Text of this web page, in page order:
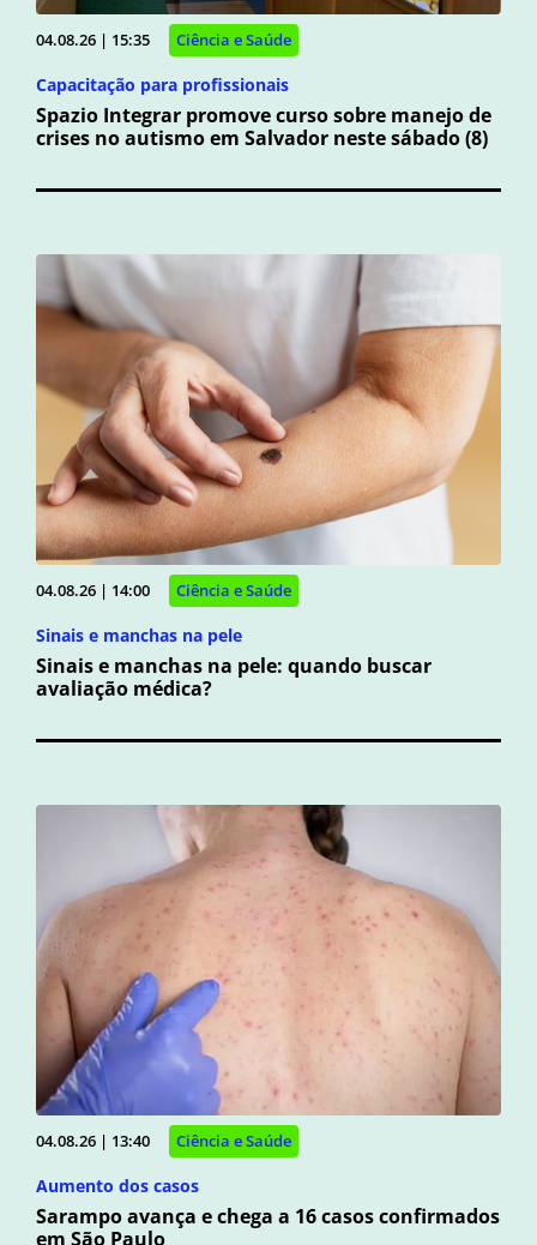
04.08.26 | 15:35 Ciência e Saúde
Capacitação para profissionais
Spazio Integrar promove curso sobre manejo de
crises no autismo em Salvador neste sábado (8)
04.08.26 | 14:00 Ciência e Saúde
Sinais e manchas na pele
Sinais e manchas na pele: quando buscar
avaliação médica?
04.08.26 | 13:40 Ciência e Saúde
Aumento dos casos
Sarampo avança e chega a 16 casos confirmados
em São Paulo